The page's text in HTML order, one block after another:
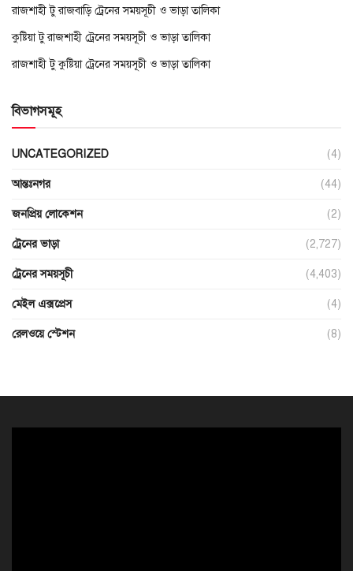
রাজশাহী টু রাজবাড়ি ট্রেনের সময়সূচী ও ভাড়া তালিকা
কুষ্টিয়া টু রাজশাহী ট্রেনের সময়সূচী ও ভাড়া তালিকা
রাজশাহী টু কুষ্টিয়া ট্রেনের সময়সূচী ও ভাড়া তালিকা
বিভাগসমূহ
UNCATEGORIZED (4)
আন্তঃনগর (44)
জনপ্রিয় লোকেশন (2)
ট্রেনের ভাড়া (2,727)
ট্রেনের সময়সূচী (4,403)
মেইল এক্সপ্রেস (4)
রেলওয়ে স্টেশন (8)